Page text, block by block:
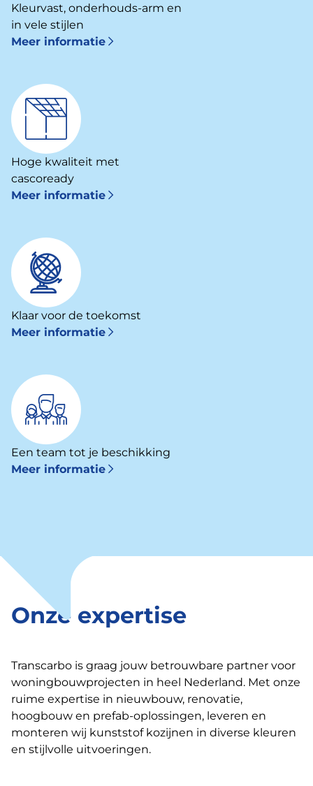
Kleurvast, onderhouds-arm en
in vele stijlen
Meer informatie
Hoge kwaliteit met
cascoready
Meer informatie
Klaar voor de toekomst
Meer informatie
Een team tot je beschikking
Meer informatie
Onze expertise
Transcarbo is graag jouw betrouwbare partner voor
woningbouwprojecten in heel Nederland. Met onze
ruime expertise in nieuwbouw, renovatie,
hoogbouw en prefab-oplossingen, leveren en
monteren wij kunststof kozijnen in diverse kleuren
en stijlvolle uitvoeringen.